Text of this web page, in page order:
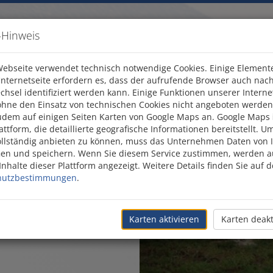
und Kibbuz Mietwagen Transfers
Premierminister und seiner
verwendet technisch notwendige Cookies. Einige
erfordern es, dass der aufrufende Browser auch
identifiziert werden kann. Einige Funktionen unserer
den Einsatz von technischen Cookies nicht angeboten
auf einigen Seiten Karten von Google Maps an. Google
die detaillierte geografische Informationen bereitstellt.
anbieten zu können, muss das Unternehmen Daten von
und speichern. Wenn Sie diesem Service zustimmen, werden
dieser Plattform angezeigt. Weitere Details finden Sie auf
.
Karten
Karten aktivieren